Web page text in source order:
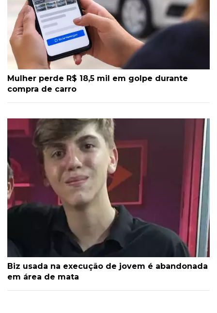
Mulher perde R$ 18,5 mil em golpe durante
compra de carro
Biz usada na execução de jovem é abandonada
em área de mata